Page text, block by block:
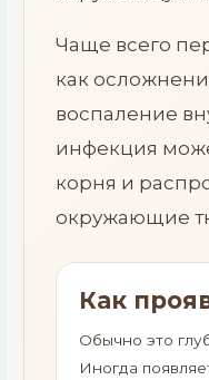
Чаще всего
как
воспаление
инфекция
корня и
окружающие
Как
Обычно это
Иногда